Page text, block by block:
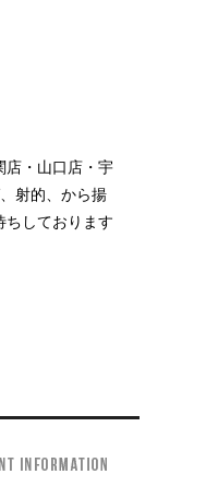
店・山口店・宇
射的、から揚
ちしております